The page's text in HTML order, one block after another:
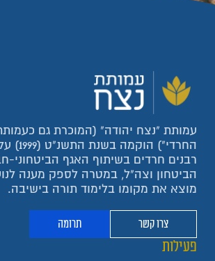
עמותת "נצח יהודה" (המוכרת גם
החרדי")
רבנים חרדים בשיתוף האגף
הביטחון וצה"ל, במטרה לספק מענה
מוצא את מקומו בלימוד תורה בישיבה.
צרו קשר תרומה
פעילות